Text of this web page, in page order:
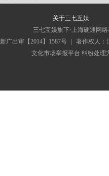
关于三七互娱
三七互娱旗下·上海硬通网
新广出审【2014】1587号
著作权人：
文化市场举报平台 纠纷处理